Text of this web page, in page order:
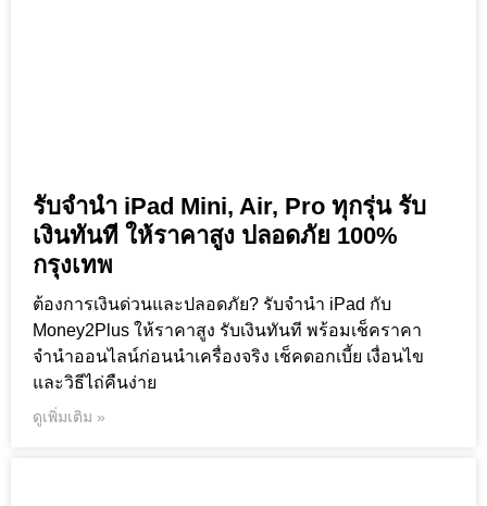
รับจำนำ iPad Mini, Air, Pro ทุกรุ่น รับ
เงินทันที ให้ราคาสูง ปลอดภัย 100%
กรุงเทพ
ต้องการเงินด่วนและปลอดภัย? รับจำนำ iPad กับ
Money2Plus ให้ราคาสูง รับเงินทันที พร้อมเช็คราคา
จำนำออนไลน์ก่อนนำเครื่องจริง เช็คดอกเบี้ย เงื่อนไข
และวิธีไถ่คืนง่าย
ดูเพิ่มเติม »